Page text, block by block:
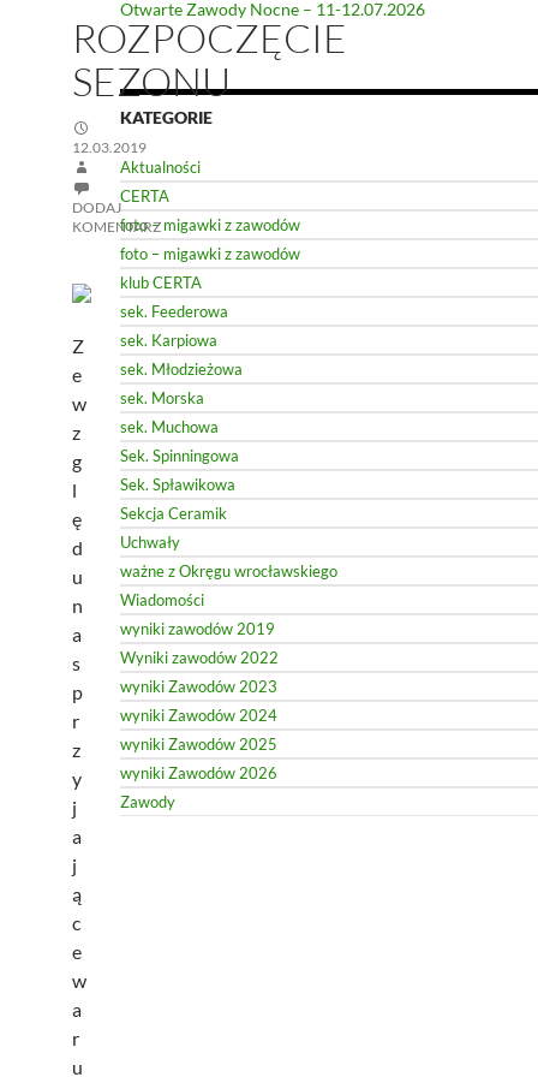
ROZPOCZĘCIE
SEZONU
12.03.2019
DODAJ
KOMENTARZ
Z
e
w
z
g
l
ę
d
u
n
a
s
p
r
z
y
j
a
j
ą
c
e
w
a
r
u
Otwarte Zawody Nocne – 11-12.07.2026
KATEGORIE
Aktualności
CERTA
foto – migawki z zawodów
foto – migawki z zawodów
klub CERTA
sek. Feederowa
sek. Karpiowa
sek. Młodzieżowa
sek. Morska
sek. Muchowa
Sek. Spinningowa
Sek. Spławikowa
Sekcja Ceramik
Uchwały
ważne z Okręgu wrocławskiego
Wiadomości
wyniki zawodów 2019
Wyniki zawodów 2022
wyniki Zawodów 2023
wyniki Zawodów 2024
wyniki Zawodów 2025
wyniki Zawodów 2026
Zawody